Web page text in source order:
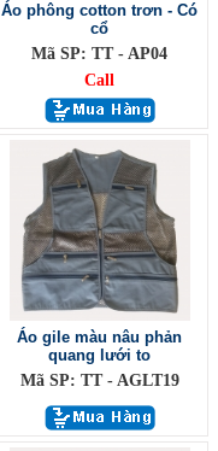
Áo phông cotton trơn - Có
cổ
Mã SP: TT - AP04
Call
Áo gile màu nâu phản
quang lưới to
Mã SP: TT - AGLT19